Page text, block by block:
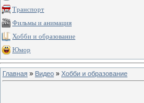
Транспорт
Фильмы и анимация
Хобби и образование
Юмор
Главная » Видео » Хобби и образование